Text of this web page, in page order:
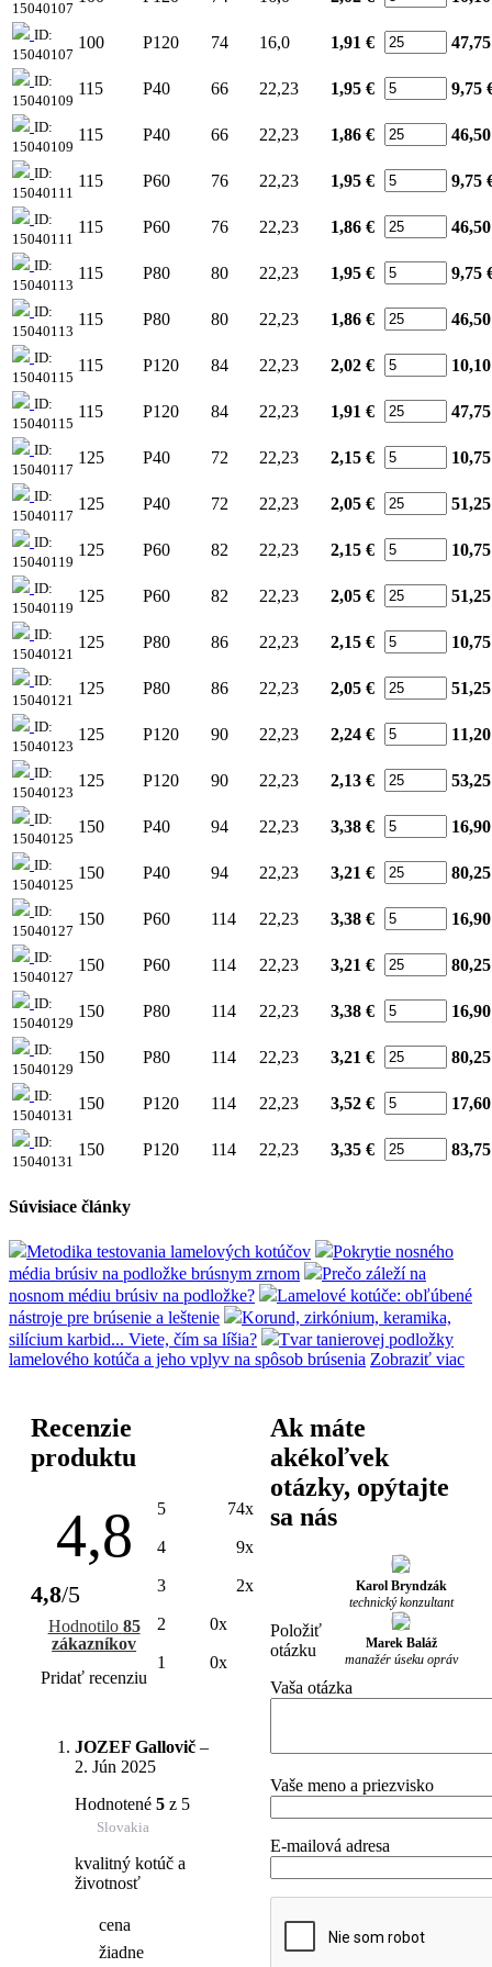
15040107
ID:
15040107
100 P120 74 16,0 1,91 € 47,75
ID:
15040109
115 P40 66 22,23 1,95 € 9,75
ID:
15040109
115 P40 66 22,23 1,86 € 46,50
ID:
15040111
115 P60 76 22,23 1,95 € 9,75
ID:
15040111
115 P60 76 22,23 1,86 € 46,50
ID:
15040113
115 P80 80 22,23 1,95 € 9,75
ID:
15040113
115 P80 80 22,23 1,86 € 46,50
ID:
15040115
115 P120 84 22,23 2,02 € 10,10
ID:
15040115
115 P120 84 22,23 1,91 € 47,75
ID:
15040117
125 P40 72 22,23 2,15 € 10,75
ID:
15040117
125 P40 72 22,23 2,05 € 51,25
ID:
15040119
125 P60 82 22,23 2,15 € 10,75
ID:
15040119
125 P60 82 22,23 2,05 € 51,25
ID:
15040121
125 P80 86 22,23 2,15 € 10,75
ID:
15040121
125 P80 86 22,23 2,05 € 51,25
ID:
15040123
125 P120 90 22,23 2,24 € 11,20
ID:
15040123
125 P120 90 22,23 2,13 € 53,25
ID:
15040125
150 P40 94 22,23 3,38 € 16,90
ID:
15040125
150 P40 94 22,23 3,21 € 80,25
ID:
15040127
150 P60 114 22,23 3,38 € 16,90
ID:
15040127
150 P60 114 22,23 3,21 € 80,25
ID:
15040129
150 P80 114 22,23 3,38 € 16,90
ID:
15040129
150 P80 114 22,23 3,21 € 80,25
ID:
15040131
150 P120 114 22,23 3,52 € 17,60
ID:
15040131
150 P120 114 22,23 3,35 € 83,75
Súvisiace články
Metodika testovania lamelových kotúčov
Pokrytie nosného
média brúsiv na podložke brúsnym zrnom
Prečo záleží na
nosnom médiu brúsiv na podložke?
Lamelové kotúče: obľúbené
nástroje pre brúsenie a leštenie
Korund, zirkónium, keramika,
silícium karbid... Viete, čím sa líšia?
Tvar tanierovej podložky
lamelového kotúča a jeho vplyv na spôsob brúsenia Zobraziť viac
Recenzie
produktu
4,8
4,8/5
Hodnotilo 85
zákazníkov
Pridať recenziu
5 74x
4 9x
3 2x
2 0x
1 0x
JOZEF Gallovič –
2. Jún 2025
Hodnotené 5 z 5
Slovakia
kvalitný kotúč a
životnosť
cena
žiadne
Ak máte
akékoľvek
otázky, opýtajte
sa nás
Karol Bryndzák
technický konzultant
Marek Baláž
manažér úseku opráv
Položiť
otázku
Vaša otázka
Vaše meno a priezvisko
E-mailová adresa